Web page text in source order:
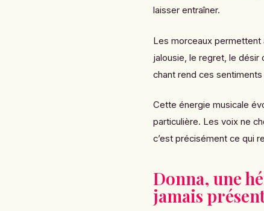
laisser entraîner.
Les morceaux permettent
jalousie, le regret, le désir
chant rend ces
Cette énergie musicale
particulière. Les voix ne
c’est précisément ce qui
Donna, une
jamais